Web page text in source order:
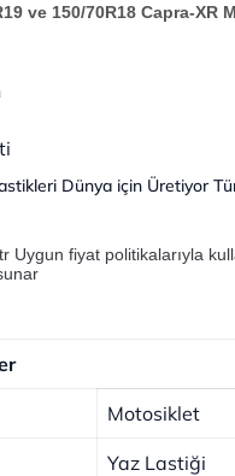
ve 150/70R18 Capra-XR
Dünya için Üretiyor
Uygun fiyat politikalarıyla
Motosiklet
Yaz Lastiği